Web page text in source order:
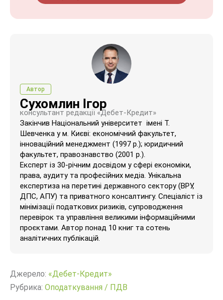
Автор
Сухомлин Ігор
консультант редакції «Дебет-Кредит»
Закінчив Національний університет імені Т.
Шевченка у м. Києві: економічний факультет,
інноваційний менеджмент (1997 р.); юридичний
факультет, правознавство (2001 р.).
Експерт із 30-річним досвідом у сфері економіки,
права, аудиту та професійних медіа. Унікальна
експертиза на перетині державного сектору (ВРУ,
ДПС, АПУ) та приватного консалтингу. Спеціаліст із
мінімізації податкових ризиків, супроводження
перевірок та управління великими інформаційними
проєктами. Автор понад 10 книг та сотень
аналітичних публікацій.
Джерело: «Дебет-Кредит»
Рубрика: Оподаткування / ПДВ